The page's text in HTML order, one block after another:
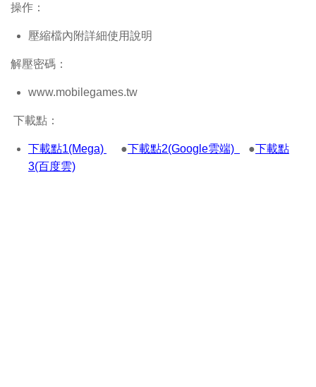
操作：
壓縮檔內附詳細使用說明
解壓密碼：
www.mobilegames.tw
下載點：
下載點1(Mega) ●下載點2(Google雲端) ●下載點
3(百度雲)